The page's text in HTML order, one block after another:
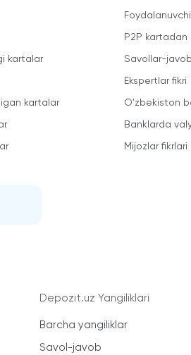
kartalar
kartalar
P2P
Savollar-
Ekspertlar fikri
O'zbekiston
Banklarda
Mijozlar fikrlari
Depozit.uz Yangiliklari
Barcha yangiliklar
Savol-javob